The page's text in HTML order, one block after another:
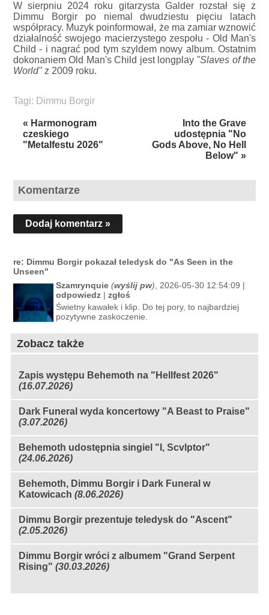
W sierpniu 2024 roku gitarzysta Galder rozstał się z
Dimmu Borgir po niemal dwudziestu pięciu latach
współpracy. Muzyk poinformował, że ma zamiar wznowić
działalność swojego macierzystego zespołu - Old Man's
Child - i nagrać pod tym szyldem nowy album. Ostatnim
dokonaniem Old Man's Child jest longplay"Slaves of the
World"z 2009 roku.
Tagi: Dimmu Borgir
« Harmonogram
czeskiego
"Metalfestu 2026"
Into the Grave
udostępnia "No
Gods Above, No Hell
Below" »
Komentarze
Dodaj komentarz »
re: Dimmu Borgir pokazał teledysk do "As Seen in the
Unseen"
Szamrynquie (wyślij pw) , 2026-05-30 12:54:09 |
odpowiedz| zgłoś
Świetny kawałek i klip. Do tej pory, to najbardziej
pozytywne zaskoczenie.
Zobacz także
Zapis występu Behemoth na "Hellfest 2026"
(16.07.2026)
Dark Funeral wyda koncertowy "A Beast to Praise"
(3.07.2026)
Behemoth udostępnia singiel "I, Scvlptor"
(24.06.2026)
Behemoth, Dimmu Borgir i Dark Funeral w
Katowicach (8.06.2026)
Dimmu Borgir prezentuje teledysk do "Ascent"
(2.05.2026)
Dimmu Borgir wróci z albumem "Grand Serpent
Rising" (30.03.2026)